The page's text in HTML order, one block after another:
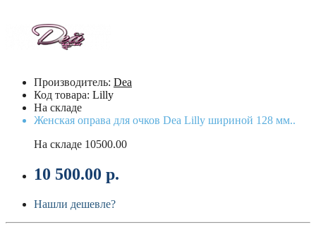
Производитель: Dea
Код товара: Lilly
На складе
Женская оправа для очков Dea Lilly шириной 128 мм..
На складе 10500.00
10 500.00 р.
Нашли дешевле?